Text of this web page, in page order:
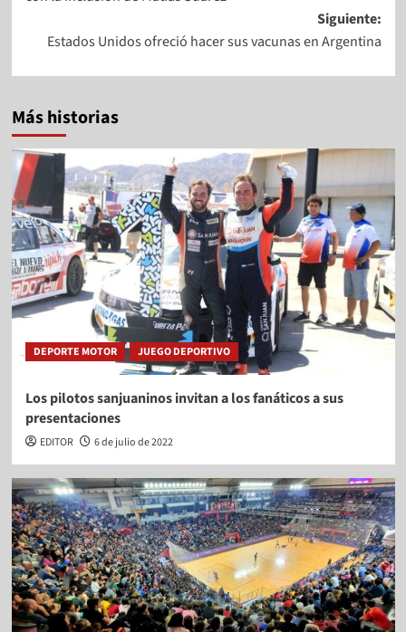
Siguiente:
Estados Unidos ofreció hacer sus vacunas en Argentina
Más historias
DEPORTE MOTOR JUEGO DEPORTIVO
Los pilotos sanjuaninos invitan a los fanáticos a sus
presentaciones
EDITOR 6 de julio de 2022